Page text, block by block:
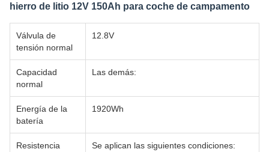
hierro de litio 12V 150Ah para coche de campamento
Válvula de
tensión normal
12.8V
Capacidad
normal
Las demás:
Energía de la
batería
1920Wh
Resistencia
Se aplican las siguientes condiciones: